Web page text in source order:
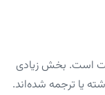
است. بخش زیادی
یا ترجمه شده‌اند.